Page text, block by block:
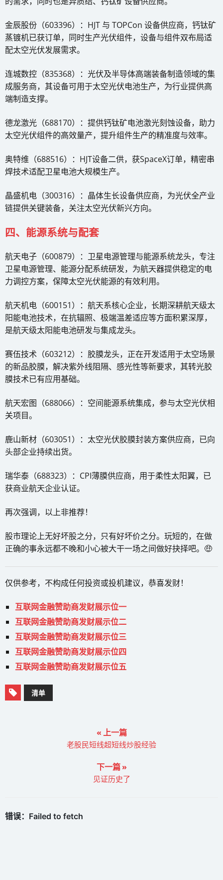
金辰股份（603396）：HJT 与 TOPCon 设备供应商，钙钛矿
蒸镀机已获订单，同时生产光伏组件，设备与组件双布局适
配太空光伏发展需求。
连城数控（835368）：光伏及半导体高端装备制造领域的集
成服务商，其设备可用于太空光伏电池生产，为行业提供高
端制造支撑。
德龙激光（688170）：提供钙钛矿电池激光刻蚀设备，助力
太空光伏组件的高效量产，提升组件生产的精准度与效率。
奥特维（688516）：HJT设备二供，获SpaceX订单，精密串
焊技术适配卫星电池大规模生产。
晶盛机电（300316）：晶体生长设备供应商，为光伏全产业
链提供关键装备，关注太空光伏新兴方向。
四、能源系统与配套
航天电子（600879）：卫星电源管理与能源系统龙头，专注
卫星电源管理、能源分配系统研发，为航天器提供稳定的电
力调控方案，保障太空光伏能源的有效利用。
航天机电（600151）：航天系核心企业，长期深耕航天级太
阳能电池技术，在抗辐照、极端温差适应等方面积累深厚，
是航天级太阳能电池研发与集成龙头。
赛伍技术（603212）：胶膜龙头，正在开发适用于太空场景
的新品胶膜，解决紫外线阻隔、感光性等新要求，其转光胶
膜技术已有应用基础。
航天宏图（688066）：空间能源系统集成，参与太空光伏相
关项目。
鹿山新材（603051）：太空光伏胶膜封装方案供应商，已向
头部企业持续出货。
瑞华泰（688323）：CPI薄膜供应商，用于柔性太阳翼，已
获商业航天企业认证。
再次强调，以上非推荐！
股市理论上无好坏股之分，只有好坏价之分。玩短的，在做
正确的事永远都不晚和小心被大干一场之间做好抉择吧。🤑
仅供参考，不构成任何投资或投机建议，恭喜发财！
互联网金融赞助商发财展示位一
互联网金融赞助商发财展示位二
互联网金融赞助商发财展示位三
互联网金融赞助商发财展示位四
互联网金融赞助商发财展示位五
清单
« 上一篇
老股民短线超短线炒股经验
下一篇 »
见证历史了